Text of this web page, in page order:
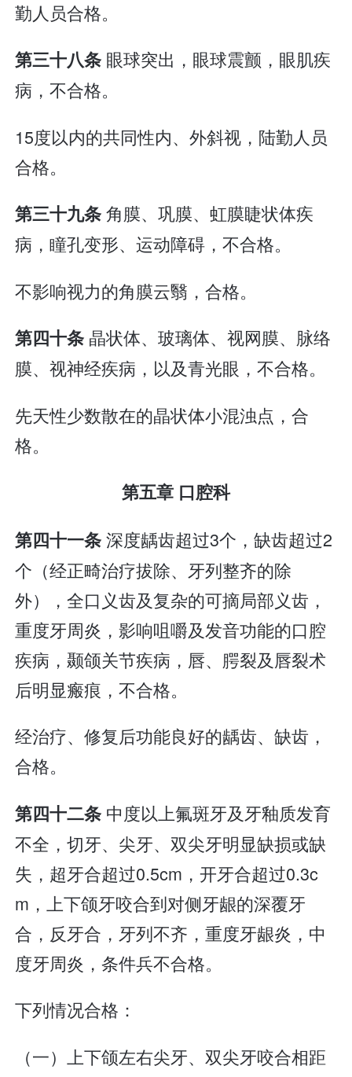
勤人员合格。
第三十八条 眼球突出，眼球震颤，眼肌疾
病，不合格。
15度以内的共同性内、外斜视，陆勤人员
合格。
第三十九条角膜、巩膜、虹膜睫状体疾
病，瞳孔变形、运动障碍，不合格。
不影响视力的角膜云翳，合格。
第四十条 晶状体、玻璃体、视网膜、脉络
膜、视神经疾病，以及青光眼，不合格。
先天性少数散在的晶状体小混浊点，合
格。
第五章 口腔科
第四十一条深度龋齿超过3个，缺齿超过2
个（经正畸治疗拔除、牙列整齐的除
外），全口义齿及复杂的可摘局部义齿，
重度牙周炎，影响咀嚼及发音功能的口腔
疾病，颞颌关节疾病，唇、腭裂及唇裂术
后明显瘢痕，不合格。
经治疗、修复后功能良好的龋齿、缺齿，
合格。
第四十二条 中度以上氟斑牙及牙釉质发育
不全，切牙、尖牙、双尖牙明显缺损或缺
失，超牙合超过0.5cm，开牙合超过0.3c
m，上下颌牙咬合到对侧牙龈的深覆牙
合，反牙合，牙列不齐，重度牙龈炎，中
度牙周炎，条件兵不合格。
下列情况合格：
（一）上下颌左右尖牙、双尖牙咬合相距